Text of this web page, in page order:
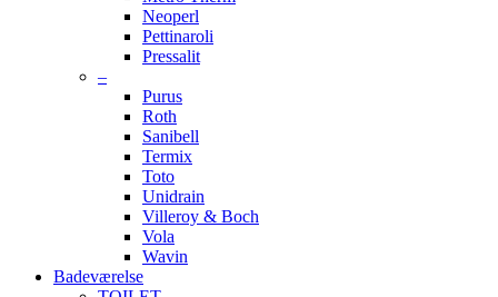
Neoperl
Pettinaroli
Pressalit
–
Purus
Roth
Sanibell
Termix
Toto
Unidrain
Villeroy & Boch
Vola
Wavin
Badeværelse